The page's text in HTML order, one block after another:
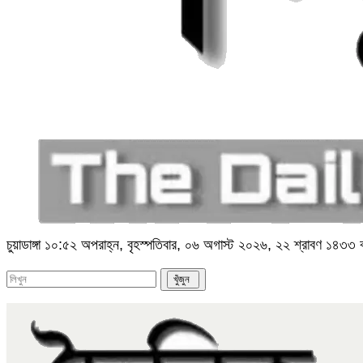
চুয়াডাঙ্গা ১০:৫২ অপরাহ্ন, বৃহস্পতিবার, ০৬ অগাস্ট ২০২৬, ২২ শ্রাবণ ১৪৩৩